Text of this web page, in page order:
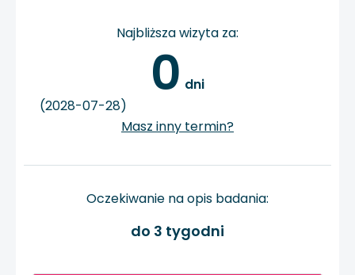
Najbliższa wizyta za:
0 dni
(2028-07-28)
Masz inny termin?
Oczekiwanie na opis badania:
do 3 tygodni